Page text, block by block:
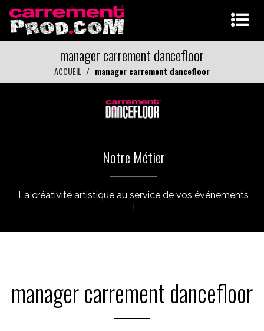
manager carrement dancefloor
ACCUEIL manager carrement dancefloor
Notre Métier
La créativité artistique au service de vos événements
!
manager carrement dancefloor